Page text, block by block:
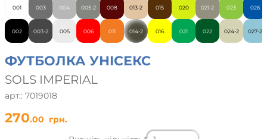
001
002
003
003-2
004
005
005-2
006
008
011
013-2
014-2
015
016
020
021
021-2
022
023
024-2
026
027-2
ФУТБОЛКА УНІСЕКС
SOLS IMPERIAL
арт.: 7019018
270.00 грн.